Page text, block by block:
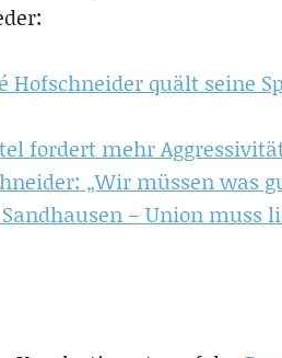
Hofschneider quält seine
fordert mehr
„Wir müssen was
– Union muss